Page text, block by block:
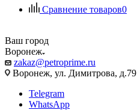
Сравнение товаров0
Ваш город
Воронеж
zakaz@petroprime.ru
Воронеж, ул. Димитрова, д.79
Telegram
WhatsApp